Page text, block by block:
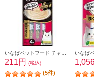
いなばペットフード チャオちゅーる鮪＆贅沢本まぐろ 14g×4本入り 766142
211円 (税込)
(5件)